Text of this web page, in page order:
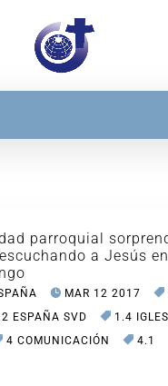
parroquial
a Jesús en
MAR 12 2017
ESPAÑA SVD
1.4
4 COMUNICACIÓN
4.1